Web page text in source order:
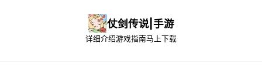
仗剑传说|手游
详细介绍游戏指南马上下载